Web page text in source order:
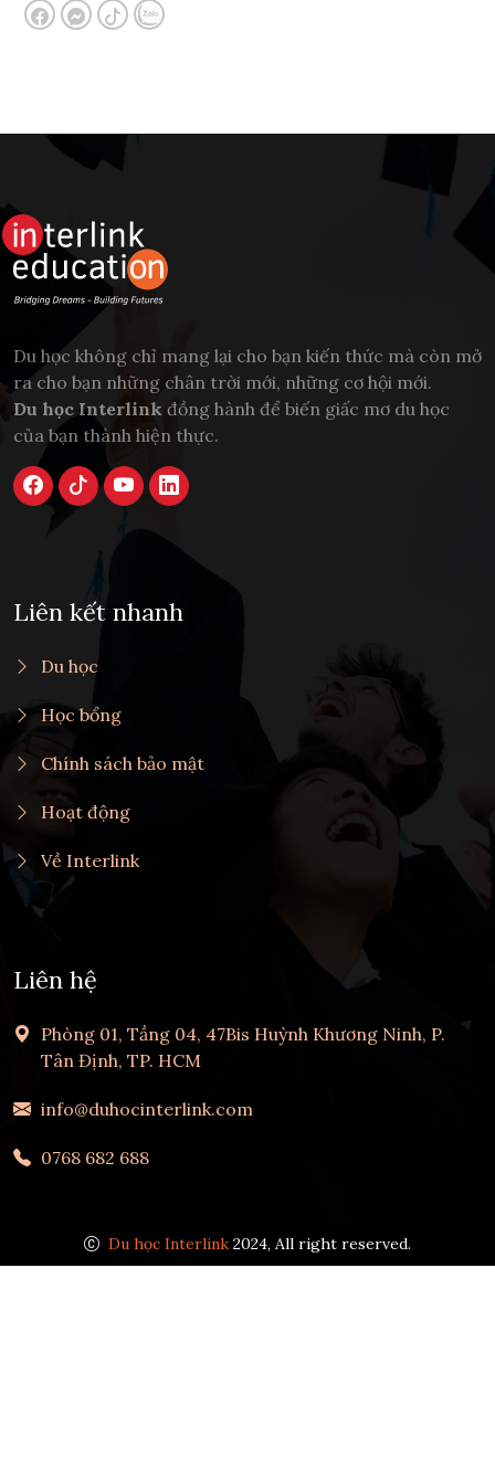
Du học không chỉ mang lại cho bạn kiến thức mà còn mở
ra cho bạn những chân trời mới, những cơ hội mới.
Du học Interlink đồng hành để biến giấc mơ du học
của bạn thành hiện thực.
Liên kết nhanh
Du học
Học bổng
Chính sách bảo mật
Hoạt động
Về Interlink
Liên hệ
Phòng 01, Tầng 04, 47Bis Huỳnh Khương Ninh, P.
Tân Định, TP. HCM
info@duhocinterlink.com
0768 682 688
Du học Interlink 2024, All right reserved.